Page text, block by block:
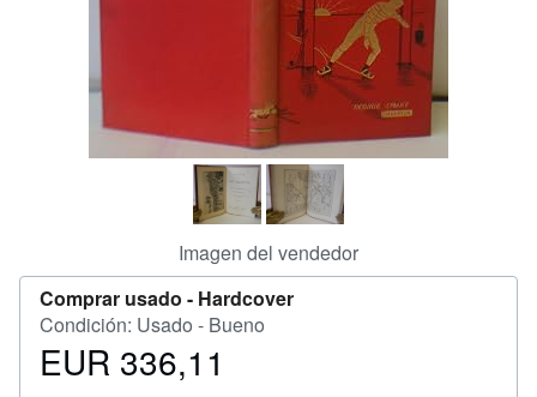
Imagen del vendedor
Comprar usado - Hardcover
Condición: Usado - Bueno
Precio
EUR 336,11